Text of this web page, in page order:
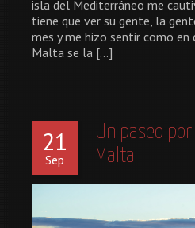
isla del Mediterráneo me
tiene que ver su gente, la
mes y me hizo sentir como en
Malta se la […]
21
Sep
Un paseo
Malta